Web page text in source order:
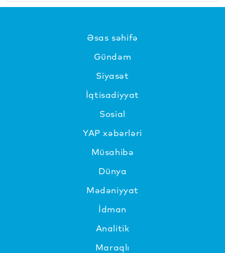
Əsas səhifə
Gündəm
Siyasət
İqtisadiyyat
Sosial
YAP xəbərləri
Müsahibə
Dünya
Mədəniyyat
İdman
Analitik
Maraqlı